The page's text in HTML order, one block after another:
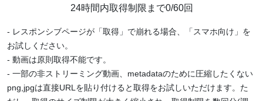
24時間内取得制限まで0/60回
- レスポンシブページが「取得」で崩れる場合、「スマホ向け」を
お試しください。
- 動画は原則取得不能です。
- 一部の非ストリーミング動画、metadataのために圧縮したくない
png,jpgは直接URLを貼り付けると取得をお試しいただけます。た